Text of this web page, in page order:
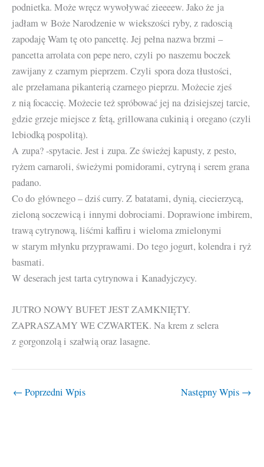
podnietka. Może wręcz wywoływać zieeeew. Jako że ja
jadłam w Boże Narodzenie w wiekszości ryby, z radoscią
zapodaję Wam tę oto pancettę. Jej pełna nazwa brzmi –
pancetta arrolata con pepe nero, czyli po naszemu boczek
zawijany z czarnym pieprzem. Czyli spora doza tłustości,
ale przełamana pikanterią czarnego pieprzu. Możecie zjeś
z nią focaccię. Możecie też spróbować jej na dzisiejszej tarcie,
gdzie grzeje miejsce z fetą, grillowana cukinią i oregano (czyli
lebiodką pospolitą).
A zupa? -spytacie. Jest i zupa. Ze świeżej kapusty, z pesto,
ryżem carnaroli, świeżymi pomidorami, cytryną i serem grana
padano.
Co do głównego – dziś curry. Z batatami, dynią, ciecierzycą,
zieloną soczewicą i innymi dobrociami. Doprawione imbirem,
trawą cytrynową, liśćmi kaffiru i wieloma zmielonymi
w starym młynku przyprawami. Do tego jogurt, kolendra i ryż
basmati.
W deserach jest tarta cytrynowa i Kanadyjczycy.
JUTRO NOWY BUFET JEST ZAMKNIĘTY.
ZAPRASZAMY WE CZWARTEK. Na krem z selera
z gorgonzolą i szałwią oraz lasagne.
← Poprzedni Wpis Następny Wpis →